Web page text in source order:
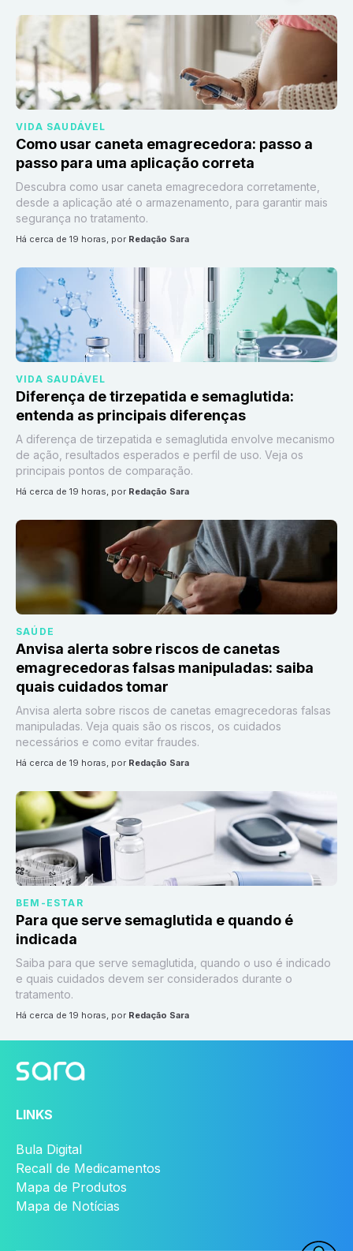
VIDA SAUDÁVEL
Como usar caneta emagrecedora: passo a
passo para uma aplicação correta
Descubra como usar caneta emagrecedora corretamente,
desde a aplicação até o armazenamento, para garantir mais
segurança no tratamento.
há cerca de 19 horas, por Redação Sara
VIDA SAUDÁVEL
Diferença de tirzepatida e semaglutida:
entenda as principais diferenças
A diferença de tirzepatida e semaglutida envolve mecanismo
de ação, resultados esperados e perfil de uso. Veja os
principais pontos de comparação.
há cerca de 19 horas, por Redação Sara
SAÚDE
Anvisa alerta sobre riscos de canetas
emagrecedoras falsas manipuladas: saiba
quais cuidados tomar
Anvisa alerta sobre riscos de canetas emagrecedoras falsas
manipuladas. Veja quais são os riscos, os cuidados
necessários e como evitar fraudes.
há cerca de 19 horas, por Redação Sara
BEM-ESTAR
Para que serve semaglutida e quando é
indicada
Saiba para que serve semaglutida, quando o uso é indicado
e quais cuidados devem ser considerados durante o
tratamento.
há cerca de 19 horas, por Redação Sara
LINKS
Bula Digital
Recall de Medicamentos
Mapa de Produtos
Mapa de Notícias